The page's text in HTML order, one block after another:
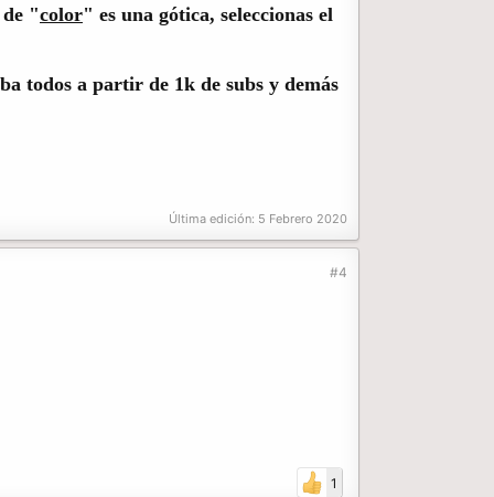
de "color" es una gótica, seleccionas el
todos a partir de 1k de subs y demás
Última edición: 5 Febrero 2020
#4
1